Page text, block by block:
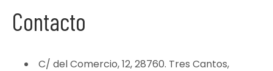
Contacto
C/ del Comercio, 12, 28760. Tres Cantos,